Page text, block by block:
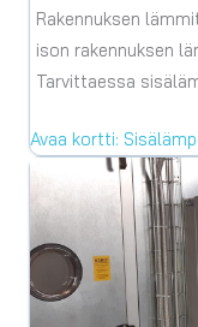
Rakennuksen
ison rakennuksen
Tarvittaessa
Avaa kortti: